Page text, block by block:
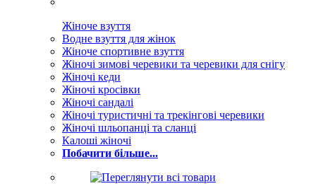
Жіноче взуття
Водне взуття для жінок
Жіноче спортивне взуття
Жіночі зимові черевики та черевики для снігу
Жіночі кеди
Жіночі кросівки
Жіночі сандалі
Жіночі туристичні та трекінгові черевики
Жіночі шльопанці та сланці
Калоші жіночі
Побачити більше...